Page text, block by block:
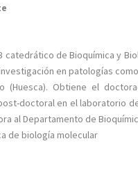
catedrático de Bioquímica y
en patologías
(Huesca). Obtiene el
doctoral en el laboratorio
al Departamento de
de biología molecular